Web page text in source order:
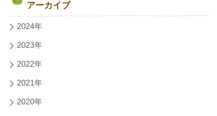
アーカイブ
2024年
2023年
2022年
2021年
2020年